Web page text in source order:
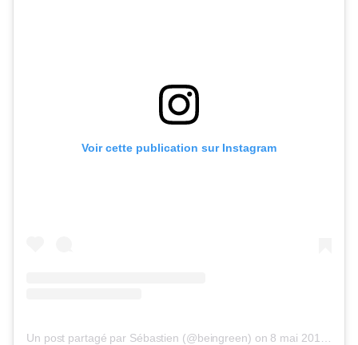
Voir cette publication sur Instagram
Un post partagé par Sébastien (@beingreen) on 8 mai 2017 à 1h30 PDT